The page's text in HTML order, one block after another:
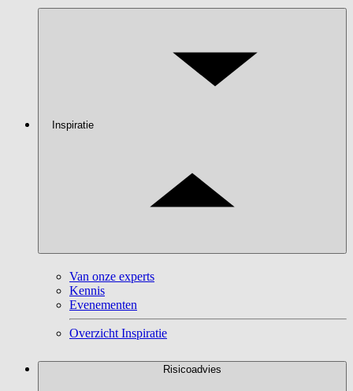
Inspiratie
Van onze experts
Kennis
Evenementen
Overzicht Inspiratie
Risicoadvies